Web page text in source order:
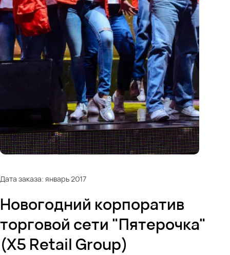
Дата заказа: январь 2017
Новогодний корпоратив
торговой сети "Пятерочка"
(X5 Retail Group)